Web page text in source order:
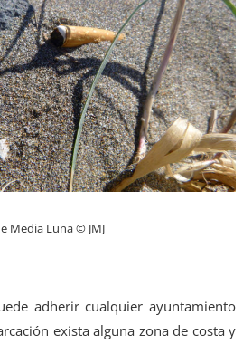
Media Luna © JMJ
adherir cualquier ayuntamiento
exista alguna zona de costa y